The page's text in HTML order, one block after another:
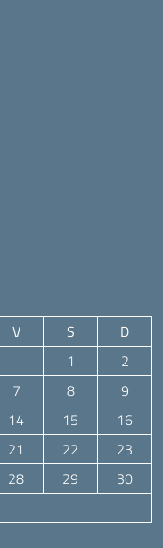
V S
D
1
2
7 8
9
14 15
16
21 22
23
28 29
30